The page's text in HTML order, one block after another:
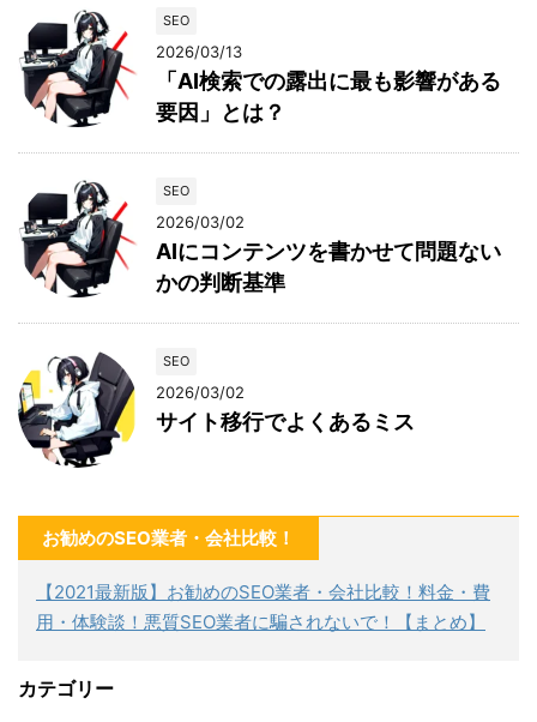
SEO
2026/03/13
「AI検索での露出に最も影響がある
要因」とは？
SEO
2026/03/02
AIにコンテンツを書かせて問題ない
かの判断基準
SEO
2026/03/02
サイト移行でよくあるミス
お勧めのSEO業者・会社比較！
【2021最新版】お勧めのSEO業者・会社比較！料金・費
用・体験談！悪質SEO業者に騙されないで！【まとめ】
カテゴリー